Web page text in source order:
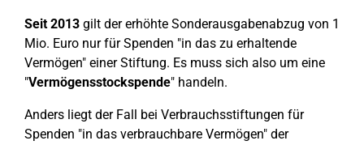
Seit 2013 gilt der erhöhte Sonderausgabenabzug von 1
Mio. Euro nur für Spenden "in das zu erhaltende
Vermögen" einer Stiftung. Es muss sich also um eine
"Vermögensstockspende" handeln.
Anders liegt der Fall bei Verbrauchsstiftungen für
Spenden "in das verbrauchbare Vermögen" der